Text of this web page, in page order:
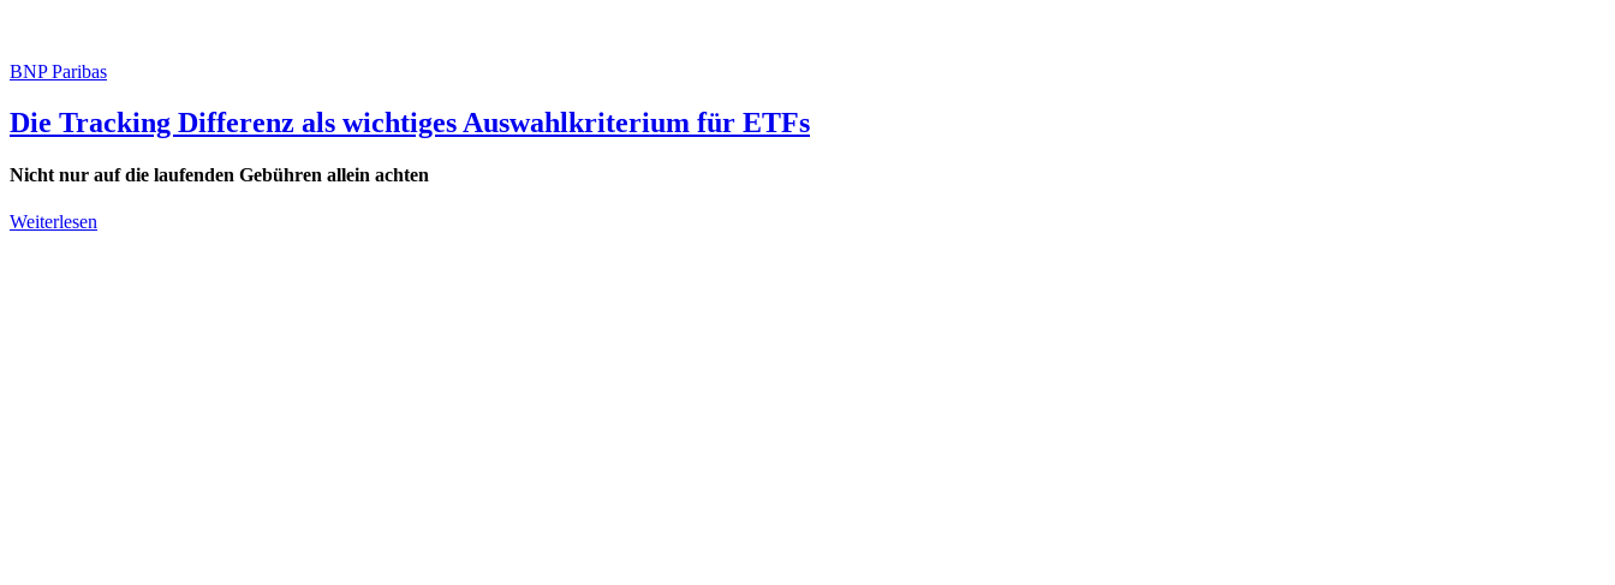
BNP Paribas
Die Tracking Differenz als wichtiges Auswahlkriterium für ETFs
Nicht nur auf die laufenden Gebühren allein achten
Weiterlesen